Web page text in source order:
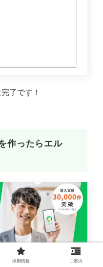
了です！
作ったらエル
採用情報 ご案内